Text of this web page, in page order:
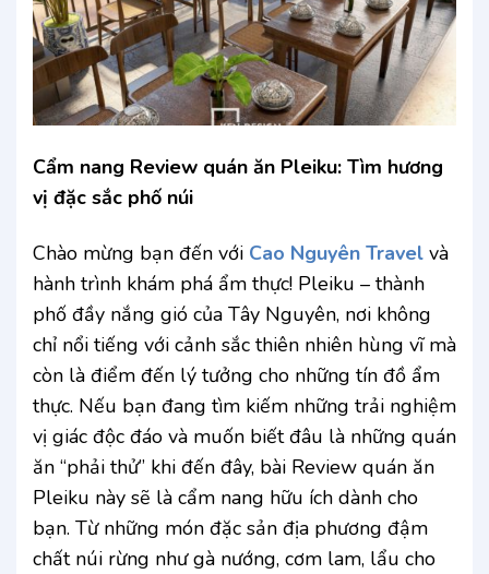
Cẩm nang Review quán ăn Pleiku: Tìm hương
vị đặc sắc phố núi
Chào mừng bạn đến với Cao Nguyên Travel và
hành trình khám phá ẩm thực! Pleiku – thành
phố đầy nắng gió của Tây Nguyên, nơi không
chỉ nổi tiếng với cảnh sắc thiên nhiên hùng vĩ mà
còn là điểm đến lý tưởng cho những tín đồ ẩm
thực. Nếu bạn đang tìm kiếm những trải nghiệm
vị giác độc đáo và muốn biết đâu là những quán
ăn “phải thử” khi đến đây, bài Review quán ăn
Pleiku này sẽ là cẩm nang hữu ích dành cho
bạn. Từ những món đặc sản địa phương đậm
chất núi rừng như gà nướng, cơm lam, lẩu cho